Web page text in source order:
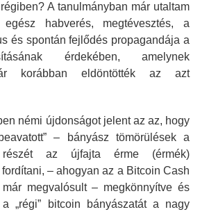
A tanulmányban már utaltam
habverés, megtévesztés, a
és spontán fejlődés propagandája a
érdekében, amelynek
korábban eldöntötték az azt
némi újdonságot jelent az az, hogy
– bányász tömörülések a
részét az újfajta érme (érmék)
– ahogyan az a Bitcoin Cash
megvalósult – megkönnyítve és
„régi” bitcoin bányászatát a nagy